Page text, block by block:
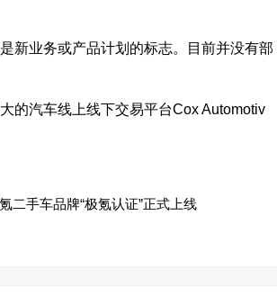
业务或产品计划的标志。目前并没有部
汽车线上线下交易平台Cox Automotiv
二手车品牌“极氪认证”正式上线